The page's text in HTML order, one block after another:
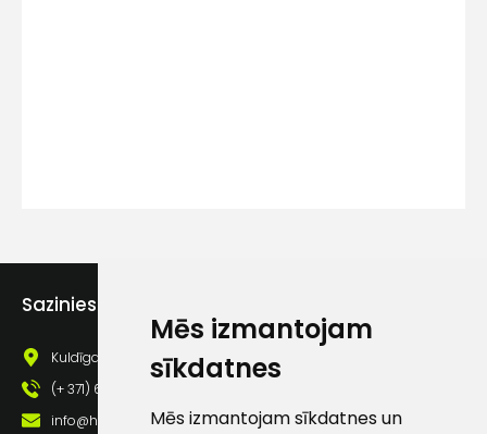
Mēs izmantojam
sīkdatnes
Mēs izmantojam sīkdatnes un
Sazinies ar mums
Kuldīgas iela 69a, Saldus, Saldus nov., LV - 3801
(+ 371) 63 881 186
info@hards.lv
lietošanas noteikumiem